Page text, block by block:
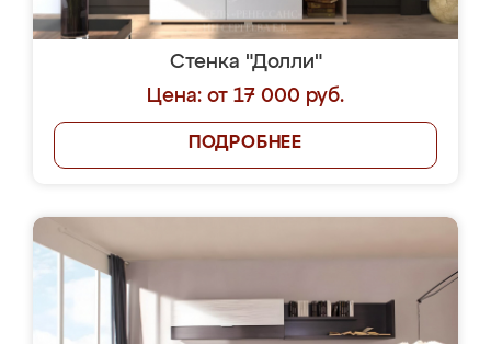
Стенка "Долли"
Цена: от 17 000 руб.
ПОДРОБНЕЕ